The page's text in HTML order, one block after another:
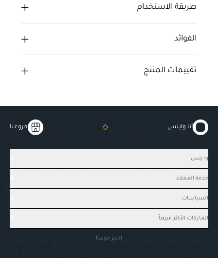
طريقة الاستخدام
الفوائد
تقييمات المنتج
أنا وايتس فروعنا
وايتس
خدمة العملاء
السياسات
الماركات الأكثر مبيعاً
احجز موعدًا